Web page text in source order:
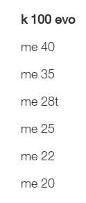
k 100 evo
me 40
me 35
me 28t
me 25
me 22
me 20